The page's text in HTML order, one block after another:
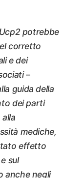
potrebbe
corretto
e dei
–
guida della
dei parti
mediche,
effetto
sul
anche negli